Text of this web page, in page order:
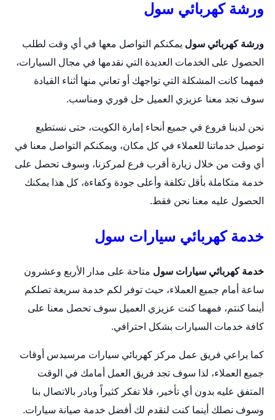
ورشة كهربائي سول
ورشة كهربائي سول يمكنكم التواصل معها في أي وقت لطلب
الحصول على الخدمات العديدة التي نقدمها في مجال السيارات،
فمهما كانت المشكلة التي تواجهك أو تعاني منها أثناء القيادة
سوف تجد معنا عزيزي العميل حل فوري ومناسب.
نحن لدينا فروع في جميع أنحاء إمارة الكويت، حتى نستطيع
توصيل خدماتنا للعملاء في كل مكان، ويمكنكم التواصل معنا في
أي وقت من خلال زيارة أقرب فرع لمركزنا، وسوف تحصل على
خدمة متكاملة بأقل تكلفة وأعلى جودة وكفاءة، كل هذا يمكنك
الحصول عليه معنا نحن فقط.
خدمة كهربائي سيارات سول
خدمة كهربائي سيارات سول متاحة على مدار الأربع وعشرون
ساعة أمام جميع العملاء، حيث توفر لكم خدمة سريعة تصلكم
أينما كنتم، فمهما كنت عزيزي العميل سوف تحصل معنا على
كافة خدمات السيارات بشكل احترافي.
كما يراعي فريق عمل مركز كهربائي سيارات مرسيدس أوقات
جميع العملاء، لذا سوف تجد فريق العمل أمامك في الوقت
المتفق عليه بدون أي تأخير، فلا تفكر كثيراً وبادر بالاتصال بنا
وسوف نصلك أينما كنت لنقدم لك أفضل خدمة صيانة سيارات.